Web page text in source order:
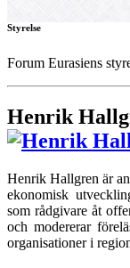
Styrelse
Forum Eurasiens
Henrik
Henrik Hallgren är
ekonomisk
som rådgivare åt
och modererar
organisationer i